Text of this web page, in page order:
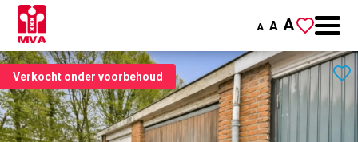
A A A
Verkocht onder voorbehoud